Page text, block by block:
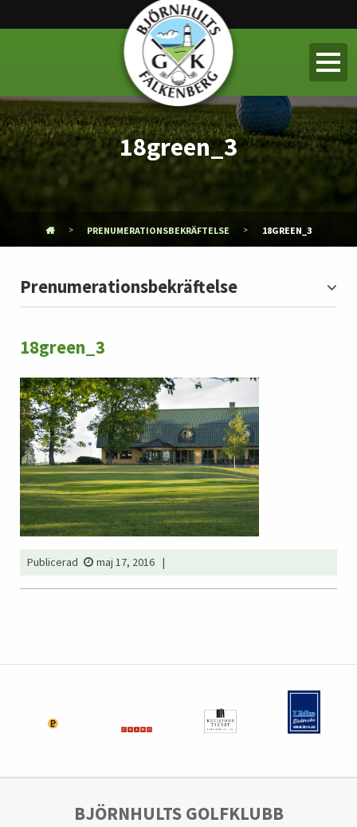
18green_3
PRENUMERATIONSBEKRÄFTELSE 18GREEN_3
Prenumerationsbekräftelse
18green_3
Publicerad maj 17, 2016
BJÖRNHULTS GOLFKLUBB